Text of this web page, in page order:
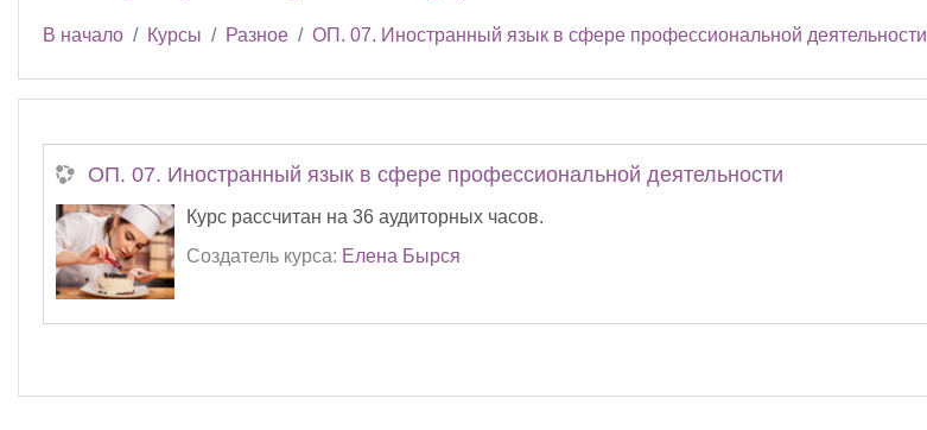
В начало Курсы Разное ОП. 07. Иностранный язык в сфере профессиональной деятельности
ОП. 07. Иностранный язык в сфере профессиональной деятельности
Курс рассчитан на 36 аудиторных часов.
Создатель курса: Елена Бырся